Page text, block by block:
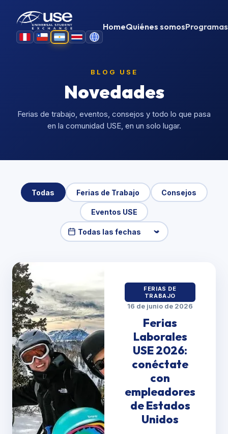
HomeQuiénes somosProgramas
Noticias y Actualidad
BLOG USE
Novedades
Ferias de trabajo, eventos, consejos y todo lo que pasa
en la comunidad USE, en un solo lugar.
Todas Ferias de Trabajo Consejos
Eventos USE
FERIAS DE
TRABAJO
16 de junio de 2026
Ferias
Laborales
USE 2026:
conéctate
con
empleadores
de Estados
Unidos